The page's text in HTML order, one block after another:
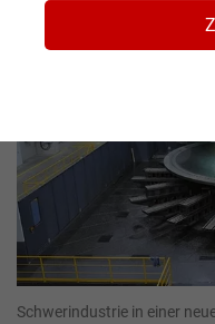
Schwerindustrie in einer